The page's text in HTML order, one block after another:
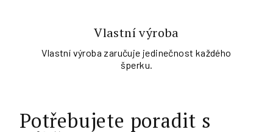
Vlastní výroba
Vlastní výroba zaručuje jedinečnost každého
šperku.
Potřebujete poradit s